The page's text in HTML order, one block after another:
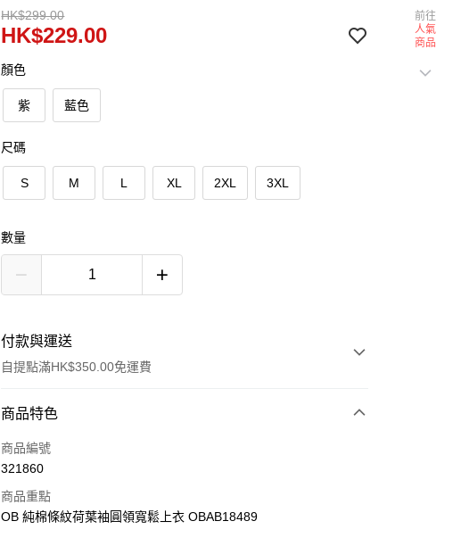
HK$299.00
HK$229.00
顏色
紫 藍色
尺碼
S M L XL 2XL 3XL
數量
付款與運送
自提點滿HK$350.00免運費
付款方式
信用卡
AlipayHK
商品特色
商品編號
321860
商品重點
OB 純棉條紋荷葉袖圓領寬鬆上衣 OBAB18489
前往
人氣
商品